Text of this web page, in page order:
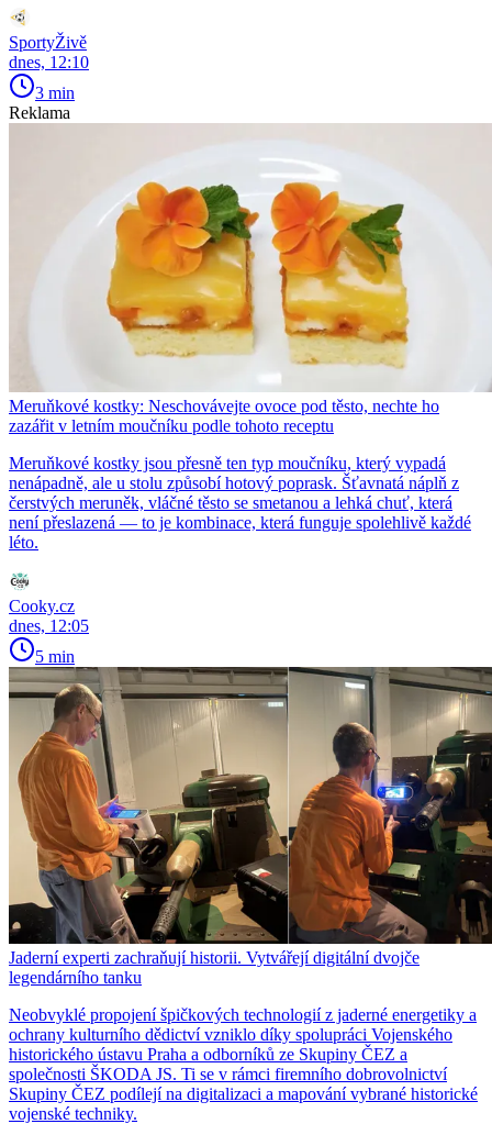
SportyŽivě
dnes, 12:10
3 min
Reklama
Meruňkové kostky: Neschovávejte ovoce pod těsto, nechte ho
zazářit v letním moučníku podle tohoto receptu
Meruňkové kostky jsou přesně ten typ moučníku, který vypadá
nenápadně, ale u stolu způsobí hotový poprask. Šťavnatá náplň z
čerstvých meruněk, vláčné těsto se smetanou a lehká chuť, která
není přeslazená — to je kombinace, která funguje spolehlivě každé
léto.
Cooky.cz
dnes, 12:05
5 min
Jaderní experti zachraňují historii. Vytvářejí digitální dvojče
legendárního tanku
Neobvyklé propojení špičkových technologií z jaderné energetiky a
ochrany kulturního dědictví vzniklo díky spolupráci Vojenského
historického ústavu Praha a odborníků ze Skupiny ČEZ a
společnosti ŠKODA JS. Ti se v rámci firemního dobrovolnictví
Skupiny ČEZ podílejí na digitalizaci a mapování vybrané historické
vojenské techniky.